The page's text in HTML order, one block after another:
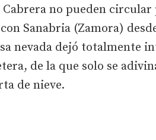
Cabrera no pueden
Sanabria (Zamora)
nevada dejó totalmente
de la que solo se
de nieve.